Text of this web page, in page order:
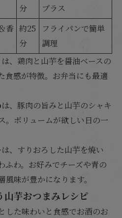
分
プラス
香 約25
分
フライパンで簡単
調理
は、鶏肉と山芋を醤油ベースの
食感が特徴。お弁当にも最適
は、豚肉の旨みと山芋のシャキ
。ボリュームが欲しい日の一
は、すりおろした山芋を焼い
ふわ。お好みでチーズや青の
風味が豊かになります。
山芋おつまみレシピ
した味わいと食感でお酒のお